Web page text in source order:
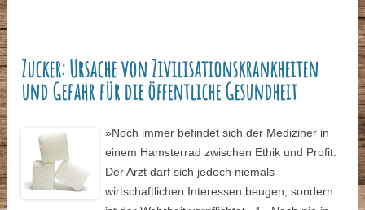
Zucker: Ursache von Zivilisationskrankheiten
und Gefahr für die öffentliche Gesundheit
»Noch immer befindet sich der Mediziner in
einem Hamsterrad zwischen Ethik und Profit.
Der Arzt darf sich jedoch niemals
wirtschaftlichen Interessen beugen, sondern